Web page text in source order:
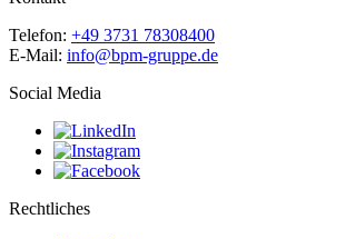
Telefon: +49 3731 78308400
E-Mail: info@bpm-gruppe.de
Social Media
Rechtliches